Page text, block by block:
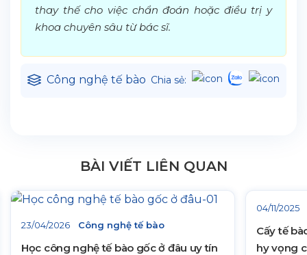
thay thế cho việc chẩn đoán hoặc điều trị y
khoa chuyên sâu từ bác sĩ.
Công nghệ tế bào Chia sẻ:
BÀI VIẾT LIÊN QUAN
23/04/2026 Công nghệ tế bào
Học công nghệ tế bào gốc ở đâu uy tín
04/11/2025
Cấy tế
hy vọng